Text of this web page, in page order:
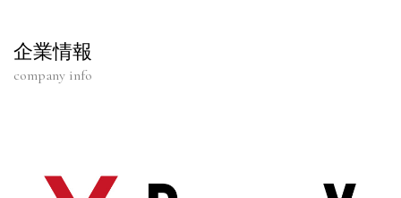
企業情報
company info